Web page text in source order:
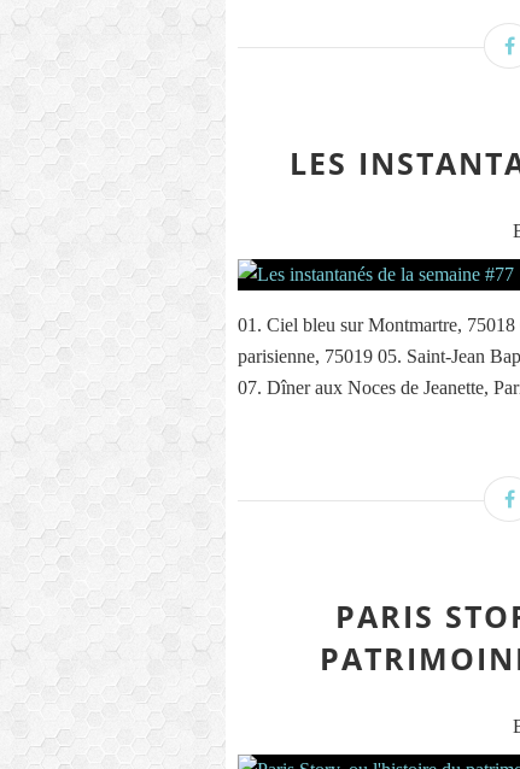
LES
01. Ciel bleu sur Montmartre,
parisienne, 75019 05. Saint-Jean
07. Dîner aux Noces de Jeanette,
PARIS